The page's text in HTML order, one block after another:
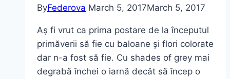
ByFederova March 5, 2017March 5, 2017
Aș fi vrut ca prima postare de la începutul
primăverii să fie cu baloane și flori colorate
dar n-a fost să fie. Cu shades of grey mai
degrabă închei o iarnă decât să încep o